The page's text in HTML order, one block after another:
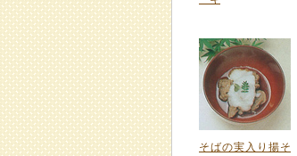
そばの実入り揚そ